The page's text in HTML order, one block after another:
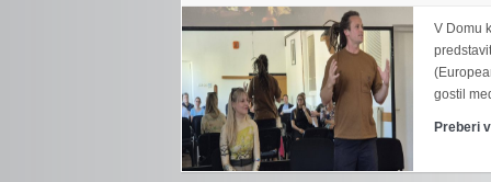
V Domu
gostil
Preberi